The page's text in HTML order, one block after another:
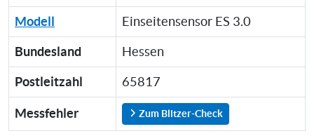
Modell Einseitensensor ES 3.0
Bundesland Hessen
Postleitzahl 65817
Messfehler Zum Blitzer-Check